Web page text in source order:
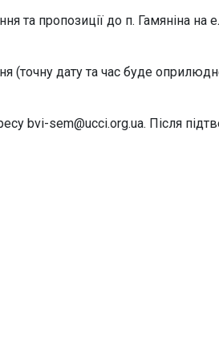
та пропозиції до п. Гамяніна на
(точну дату та час буде
bvi-sem@ucci.org.ua. Після